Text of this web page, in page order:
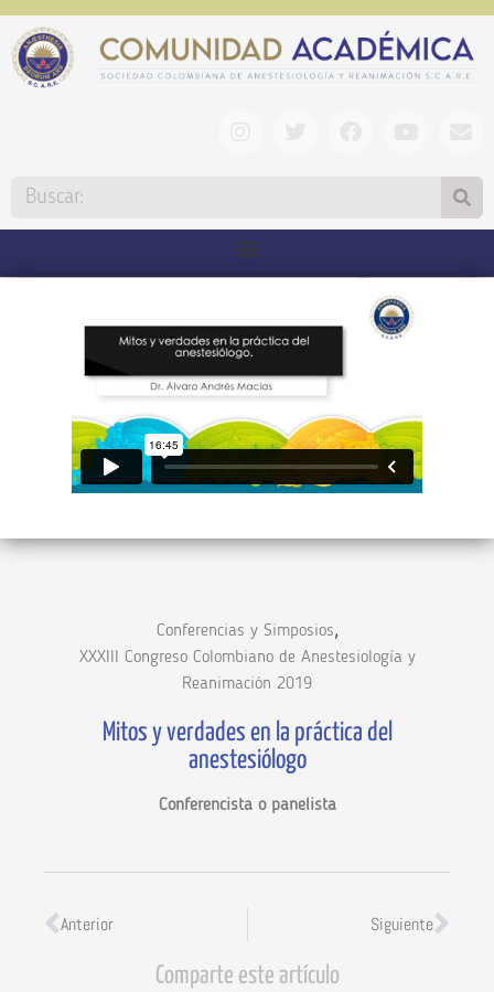
Conferencias y Simposios,
XXXIII Congreso Colombiano de Anestesiología y
Reanimación 2019
Mitos y verdades en la práctica del
anestesiólogo
Conferencista o panelista
Anterior Siguiente
Comparte este artículo